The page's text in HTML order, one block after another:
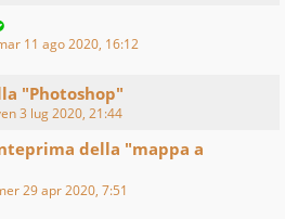
11 ago 2020, 16:12
"Photoshop"
3 lug 2020, 21:44
della "mappa a
29 apr 2020, 7:51